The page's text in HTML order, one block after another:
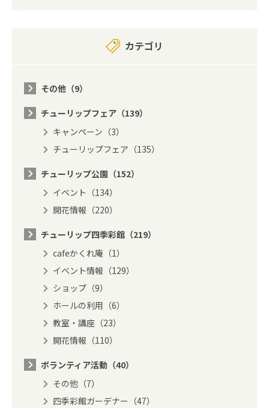
カテゴリ
その他（9）
チューリップフェア（139）
キャンペーン（3）
チューリップフェア（135）
チューリップ公園（152）
イベント（134）
開花情報（220）
チューリップ四季彩館（219）
cafeかくれ庵（1）
イベント情報（129）
ショップ（9）
ホールの利用（6）
教室・講座（23）
開花情報（110）
ボランティア活動（40）
その他（7）
四季彩館ガーデナー（47）